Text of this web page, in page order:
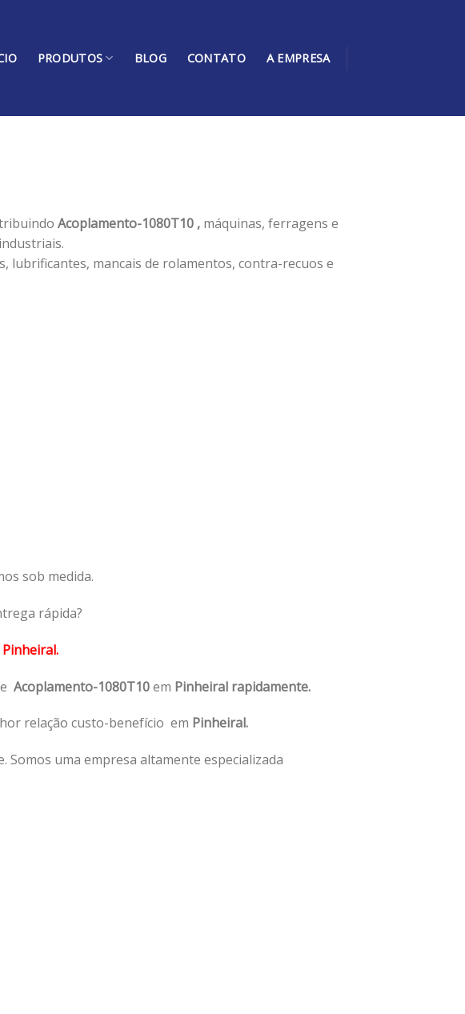
PRODUTOS BLOG CONTATO A EMPRESA
Acoplamento-1080T10 , máquinas, ferragens e
lubrificantes, mancais de rolamentos, contra-recuos e
sob medida.
rápida?
Pinheiral.
Acoplamento-1080T10em Pinheiral rapidamente.
relação custo-benefício em Pinheiral.
Somos uma empresa altamente especializada